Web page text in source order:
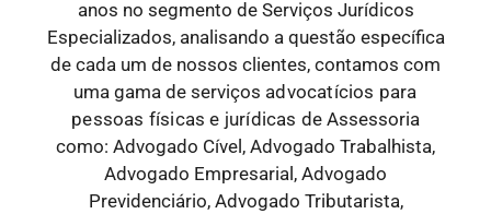
anos no segmento de Serviços Jurídicos
Especializados, analisando a questão específica
de cada um de nossos clientes, contamos com
uma gama de serviços advocatícios para
pessoas físicas e jurídicas de Assessoria
como: Advogado Cível, Advogado Trabalhista,
Advogado Empresarial, Advogado
Previdenciário, Advogado Tributarista,